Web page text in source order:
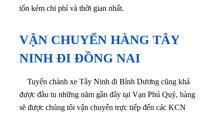
tốn kém chi phí và thời gian nhất.
VẬN CHUYỂN HÀNG TÂY
NINH ĐI ĐỒNG NAI
Tuyến chành xe Tây Ninh đi Bình Dương cũng khá
được đầu tu những năm gần đây tại Vạn Phú Quý, hàng
sẽ được chúng tôi vận chuyển trực tiếp đến các KCN